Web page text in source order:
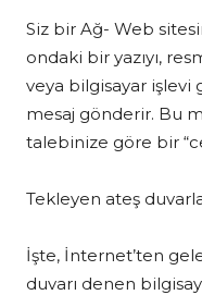
Siz bir Ağ- Web
ondaki bir yazıyı,
veya bilgisayar
mesaj gönderir. Bu
talebinize göre bir
Tekleyen ateş
İşte, İnternet’ten
duvarı denen